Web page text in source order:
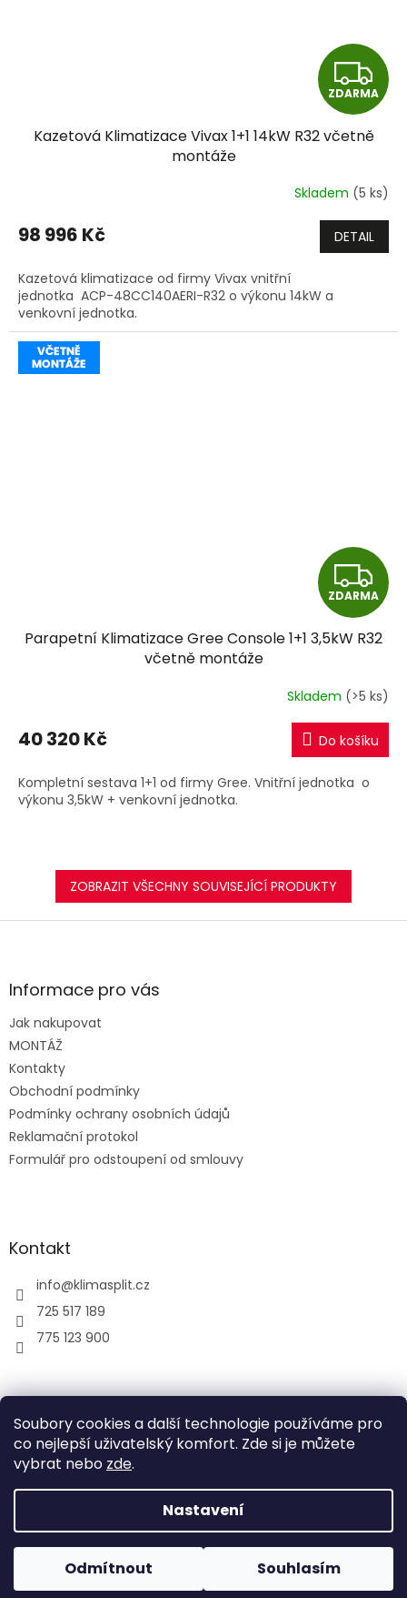
Soubory cookies a další technologie používáme pro
co nejlepší uživatelský komfort. Zde si je můžete
vybrat nebo zde.
Nastavení
Odmítnout Souhlasím
Z
D
A
R
M
A
ZDARMA
Kazetová Klimatizace Vivax 1+1 14kW R32 včetně
montáže
Skladem (5 ks)
98 996 Kč DETAIL
Kazetová klimatizace od firmy Vivax vnitřní
jednotka ACP-48CC140AERI-R32 o výkonu 14kW a
venkovní jednotka.
Z
D
A
R
M
A
ZDARMA
Parapetní Klimatizace Gree Console 1+1 3,5kW R32
včetně montáže
Skladem (>5 ks)
40 320 Kč Do košíku
Kompletní sestava 1+1 od firmy Gree. Vnitřní jednotka o
výkonu 3,5kW + venkovní jednotka.
ZOBRAZIT VŠECHNY SOUVISEJÍCÍ PRODUKTY
Z
aInformace pro vás
Jak nakupovat
MONTÁŽ
Kontakty
Obchodní podmínky
Podmínky ochrany osobních údajů
Reklamační protokol
Formulář pro odstoupení od smlouvy
Kontakt
info@klimasplit.cz
725 517 189
775 123 900
air-cool
Vytvořil Shoptet
Copyright 2026Klimatizace do bytu a firem. Všechna
práva vyhrazena.